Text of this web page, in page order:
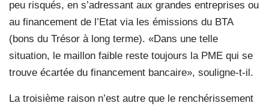
peu risqués, en s’adressant aux grandes entreprises ou
au financement de l’Etat via les émissions du BTA
(bons du Trésor à long terme). «Dans une telle
situation, le maillon faible reste toujours la PME qui se
trouve écartée du financement bancaire», souligne-t-il.
La troisième raison n’est autre que le renchérissement